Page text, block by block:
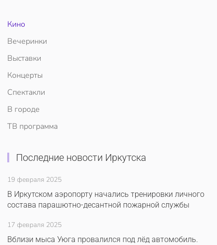
Кино
Вечеринки
Выставки
Концерты
Спектакли
В городе
ТВ программа
Последние новости Иркутска
19 февраля 2025
В Иркутском аэропорту начались тренировки личного
состава парашютно-десантной пожарной службы
17 февраля 2025
Вблизи мыса Уюга провалился под лёд автомобиль.